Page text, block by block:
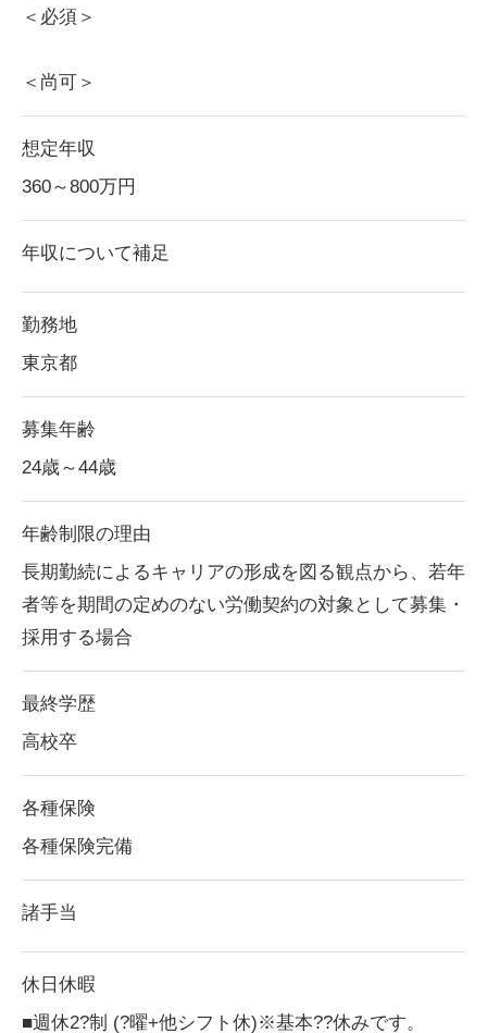
＜必須＞
＜尚可＞
想定年収
360～800万円
年収について補足
勤務地
東京都
募集年齢
24歳～44歳
年齢制限の理由
長期勤続によるキャリアの形成を図る観点から、若年
者等を期間の定めのない労働契約の対象として募集・
採用する場合
最終学歴
高校卒
各種保険
各種保険完備
諸手当
休日休暇
■週休2?制 (?曜+他シフト休)※基本??休みです。